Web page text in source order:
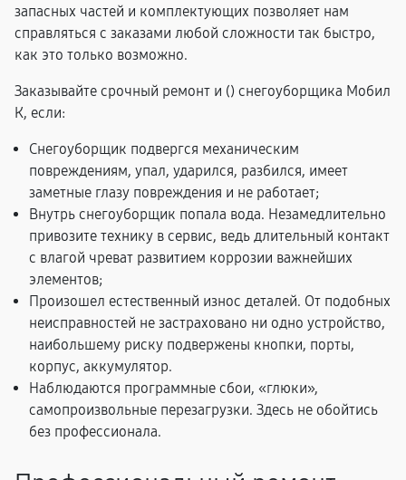
запасных частей и комплектующих позволяет нам
справляться с заказами любой сложности так быстро,
как это только возможно.
Заказывайте срочный ремонт и () снегоуборщика Мобил
К, если:
Снегоуборщик подвергся механическим
повреждениям, упал, ударился, разбился, имеет
заметные глазу повреждения и не работает;
Внутрь снегоуборщик попала вода. Незамедлительно
привозите технику в сервис, ведь длительный контакт
с влагой чреват развитием коррозии важнейших
элементов;
Произошел естественный износ деталей. От подобных
неисправностей не застраховано ни одно устройство,
наибольшему риску подвержены кнопки, порты,
корпус, аккумулятор.
Наблюдаются программные сбои, «глюки»,
самопроизвольные перезагрузки. Здесь не обойтись
без профессионала.